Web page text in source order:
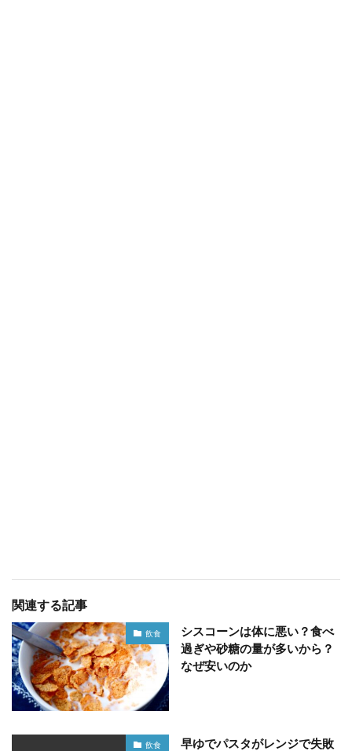
関連する記事
飲食
シスコーンは体に悪い？食べ
過ぎや砂糖の量が多いから？
なぜ安いのか
飲食
早ゆでパスタがレンジで失敗